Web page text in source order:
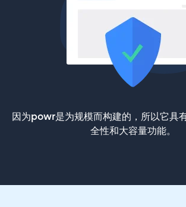
因为powr是为规模而构建的，所以它具
全性和大容量功能。